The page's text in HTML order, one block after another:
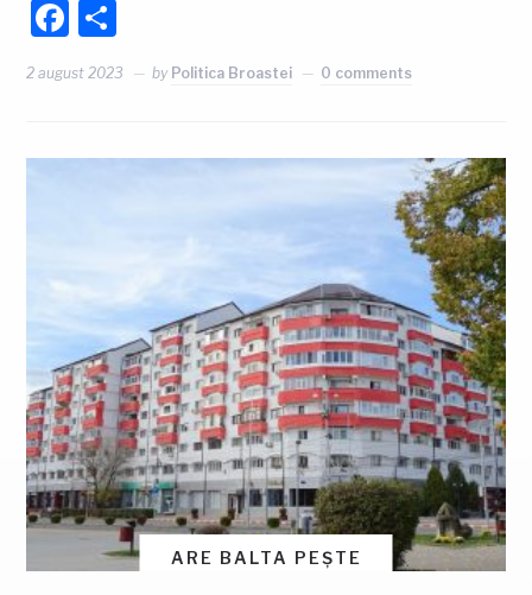
Facebook
2 august 2023 by Politica Broastei 0 comments
ARE BALTA PEȘTE